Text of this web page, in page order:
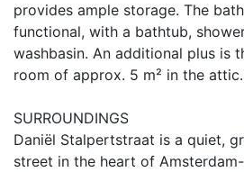
provides ample storage. The
functional, with a bathtub,
washbasin. An additional plus is
room of approx. 5 m² in the attic.
SURROUNDINGS
Daniël Stalpertstraat is a quiet,
street in the heart of